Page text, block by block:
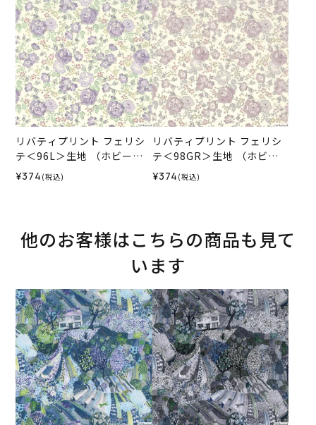
リバティプリント フェリシ
テ＜96L＞生地 （ホビーラ
ホビーレオリジナル）2026
¥374 (税込)
リバティプリント フェリシ
テ＜98GR＞生地 （ホビー
ラホビーレオリジナル）202
¥374 (税込)
他のお客様はこちらの商品も見て
います